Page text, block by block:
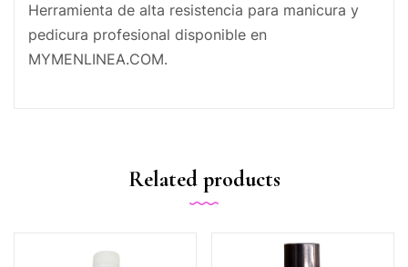
Herramienta de alta resistencia para manicura y
pedicura profesional disponible en
MYMENLINEA.COM.
Related products